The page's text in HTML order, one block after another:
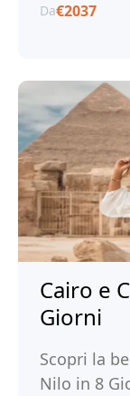
Da€2037
Cairo e
Giorni
Scopri la
Nilo in 8